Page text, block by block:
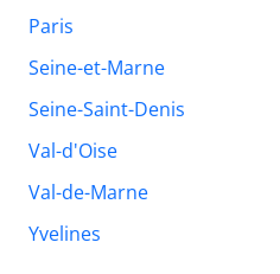
Paris
Seine-et-Marne
Seine-Saint-Denis
Val-d'Oise
Val-de-Marne
Yvelines